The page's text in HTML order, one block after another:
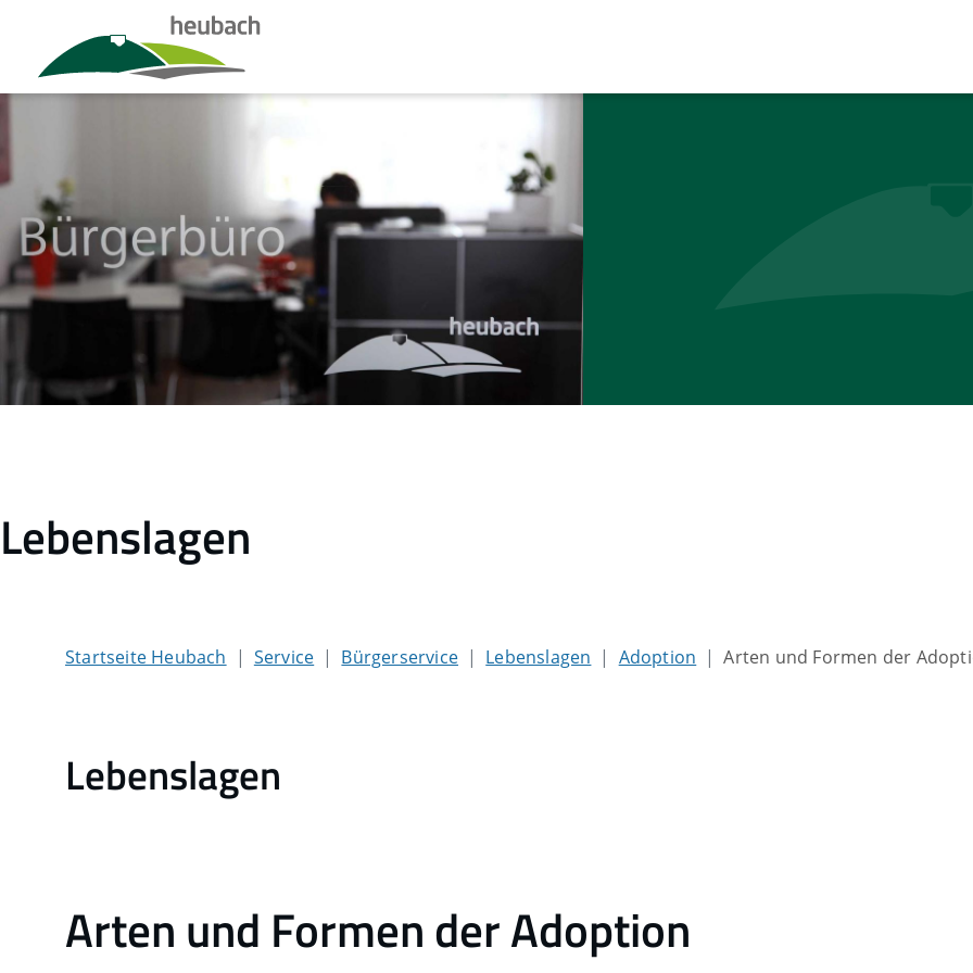
Lebenslagen
Startseite Heubach Service Bürgerservice Lebenslagen Adoption Arten und Formen der
Lebenslagen
Arten und Formen der Adoption